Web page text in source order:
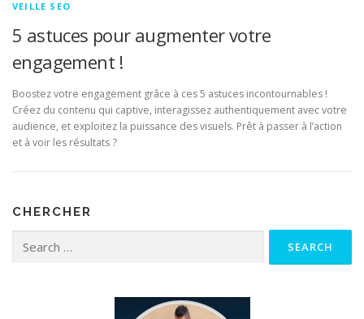
VEILLE SEO
5 astuces pour augmenter votre
engagement !
Boostez votre engagement grâce à ces 5 astuces incontournables !
Créez du contenu qui captive, interagissez authentiquement avec votre
audience, et exploitez la puissance des visuels. Prêt à passer à l’action
et à voir les résultats ?
CHERCHER